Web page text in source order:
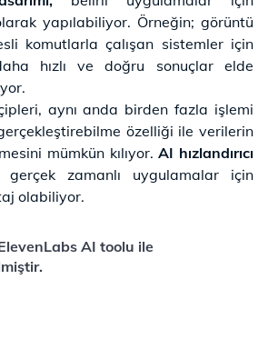
yapılabiliyor. Örneğin; görüntü
komutlarla çalışan sistemler için
hızlı ve doğru sonuçlar elde
aynı anda birden fazla işlemi
özelliği ile verilerin
mümkün kılıyor.AI hızlandırıcı
gerçek zamanlı uygulamalar için
olabiliyor.
AI toolu ile